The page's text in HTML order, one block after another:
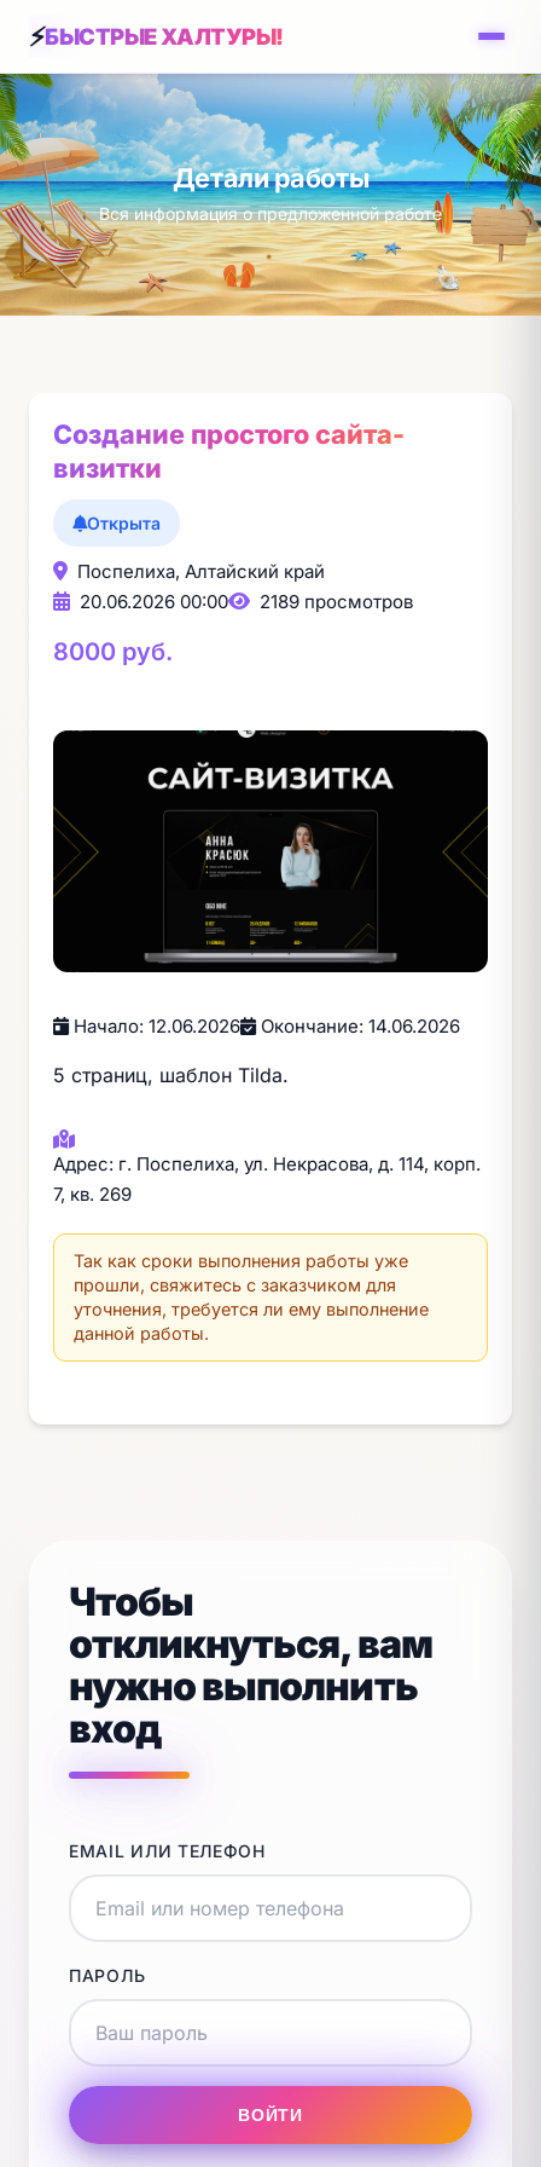
БЫСТРЫЕ ХАЛТУРЫ!
Детали работы
Вся информация о предложенной работе
Создание простого сайта-
визитки
Открыта
Поспелиха, Алтайский край
20.06.2026 00:00
2189 просмотров
8000 руб.
Начало: 12.06.2026 Окончание: 14.06.2026
5 страниц, шаблон Tilda.
Адрес: г. Поспелиха, ул. Некрасова, д. 114, корп.
7, кв. 269
Так как сроки выполнения работы уже
прошли, свяжитесь с заказчиком для
уточнения, требуется ли ему выполнение
данной работы.
Чтобы
откликнуться, вам
нужно выполнить
вход
EMAIL ИЛИ ТЕЛЕФОН
ПАРОЛЬ
ВОЙТИ